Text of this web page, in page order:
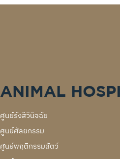
ANIMAL
ศูนย์รังสีวินิจฉัย
ศูนย์ศัลยกรรม
ศูนย์พฤติกรรมสัตว์